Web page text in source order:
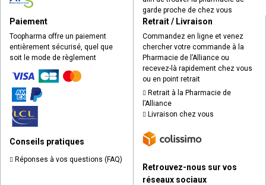
garde proche de chez vous
Paiement
Toopharma offre un paiement
entièrement sécurisé, quel que
soit le mode de règlement
Conseils pratiques
Réponses à vos questions (FAQ)
Retrait / Livraison
Commandez en ligne et venez
chercher votre commande à la
Pharmacie de l’Alliance ou
recevez-là rapidement chez vous
ou en point retrait
Retrait à la Pharmacie de
l’Alliance
Livraison chez vous
Retrouvez-nous sur vos
réseaux sociaux